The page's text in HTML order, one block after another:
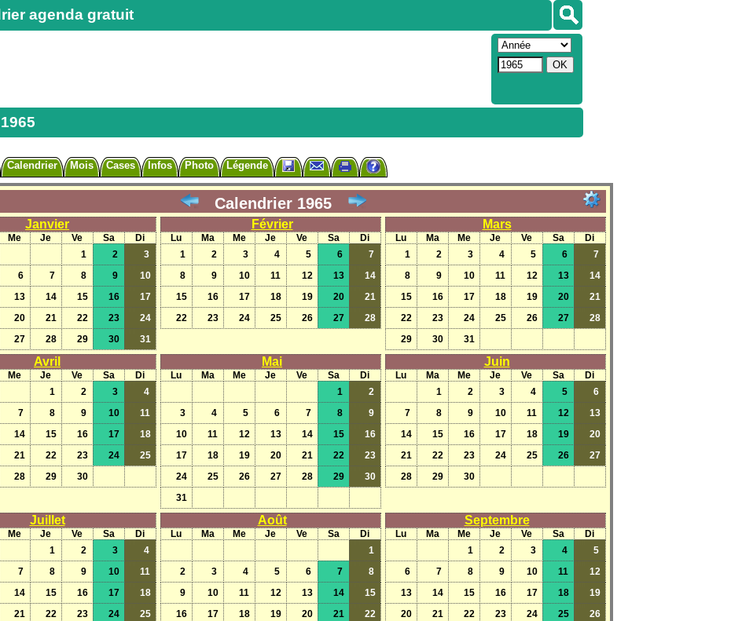
agenda gratuit
Calendrier Mois Cases Infos Photo Légende
Calendrier 1965
Janvier
Me Je Ve Sa
Di
1
2
3
6 7 8 9
10
13 14 15 16
17
20 21 22 23
24
27 28 29 30 31
Février
Lu Ma Me Je Ve Sa
Di
1
2 3 4 5 6
7
8
9 10 11 12 13
14
15
16 17 18 19 20
21
22
23 24 25 26 27 28
Mars
Lu Ma Me Je Ve Sa
Di
1
2 3 4 5 6
7
8
9 10 11 12 13
14
15
16 17 18 19 20
21
22
23 24 25 26 27
28
29
30 31
Avril
Me Je Ve Sa
Di
1
2 3
4
7 8 9 10
11
14 15 16 17
18
21 22 23 24
25
28 29 30
Mai
Lu Ma Me Je Ve Sa
Di
1
2
3
4 5 6 7 8
9
10
11 12 13 14 15
16
17
18 19 20 21 22
23
24
25 26 27 28 29
30
31
Juin
Lu Ma Me Je Ve Sa
Di
1
2 3 4 5
6
7
8 9 10 11 12
13
14
15 16 17 18 19
20
21
22 23 24 25 26
27
28
29 30
Juillet
Me Je Ve Sa
Di
1
2 3
4
7 8 9 10
11
14 15 16 17
18
21 22 23 24
25
Août
Lu Ma Me Je Ve Sa
Di
1
2
3 4 5 6 7
8
9
10 11 12 13 14
15
16
17 18 19 20 21
22
Septembre
Lu Ma Me Je Ve Sa
Di
1
2 3 4
5
6
7 8 9 10 11
12
13
14 15 16 17 18
19
20
21 22 23 24 25
26